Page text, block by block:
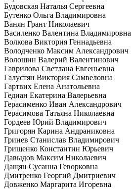
Будовская Наталья Сергеевна
Бутенко Ольга Владимировна
Ванян Грант Николаевич
Василенко Валентина Владимировна
Волкова Виктория Геннадьевна
Володченко Максим Александрович
Волошин Валерий Валентинович
Гаврилова Светлана Евгеньевна
Галустян Виктория Самвеловна
Гартвих Елена Анатольевна
Гедиан Екатерина Валерьевна
Герасименко Иван Александрович
Герасимова Татьяна Николаевна
Гордеев Юрий Владимирович
Григорян Карина Андраниковна
Гринев Станислав Владимирович
Грищенко Константин Юрьевич
Давыдов Максим Николаевич
Дащян Сусанна Геворковна
Дмитренко Георгий Дмитриевич
Довженко Маргарита Игоревна